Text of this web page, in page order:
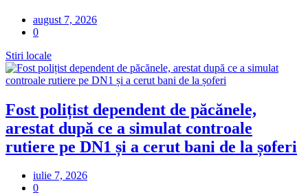
august 7, 2026
0
Stiri locale
Fost polițist dependent de păcănele,
arestat după ce a simulat controale
rutiere pe DN1 și a cerut bani de la șoferi
iulie 7, 2026
0